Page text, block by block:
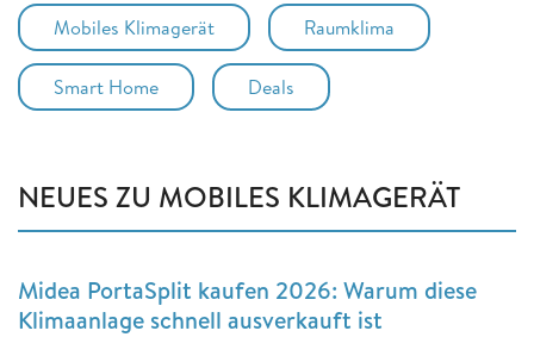
Mobiles Klimagerät Raumklima
Smart Home Deals
NEUES ZU MOBILES KLIMAGERÄT
Midea PortaSplit kaufen 2026: Warum diese
Klimaanlage schnell ausverkauft ist